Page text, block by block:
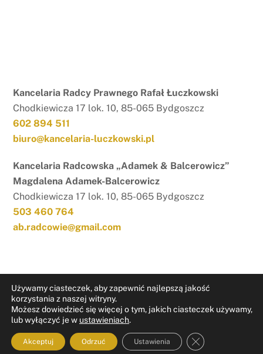
Kancelaria Radcy Prawnego Rafał Łuczkowski
Chodkiewicza 17 lok. 10, 85-065 Bydgoszcz
602 894 511
biuro@kancelaria-luczkowski.pl
Kancelaria Radcowska „Adamek & Balcerowicz”
Magdalena Adamek-Balcerowicz
Chodkiewicza 17 lok. 10, 85-065 Bydgoszcz
503 460 764
ab.radcowie@gmail.com
RODO Nota prawna
Używamy ciasteczek, aby zapewnić najlepszą jakość
korzystania z naszej witryny.
Możesz dowiedzieć się więcej o tym, jakich ciasteczek używamy,
lub wyłączyć je w ustawieniach.
Akceptuj Odrzuć Ustawienia ZAMKNIJ